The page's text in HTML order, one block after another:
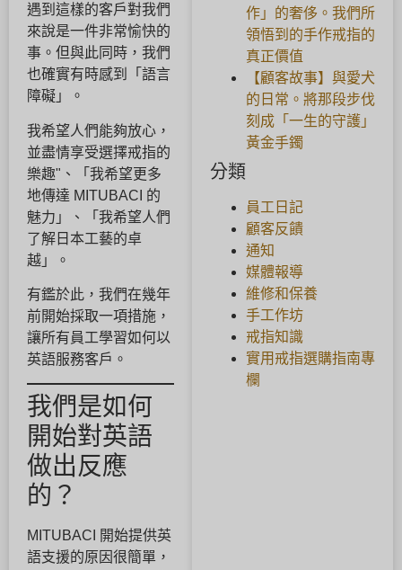
遇到這樣的客戶對我們
來說是一件非常愉快的
事。但與此同時，我們
也確實有時感到「語言
障礙」。
我希望人們能夠放心，
並盡情享受選擇戒指的
樂趣"、「我希望更多
地傳達 MITUBACI 的
魅力」、「我希望人們
了解日本工藝的卓
越」。
有鑑於此，我們在幾年
前開始採取一項措施，
讓所有員工學習如何以
英語服務客戶。
我們是如何
開始對英語
做出反應
的？
MITUBACI 開始提供英
語支援的原因很簡單，
作」的奢侈。我們所
領悟到的手作戒指的
真正價值
【顧客故事】與愛犬
的日常。將那段步伐
刻成「一生的守護」
黃金手鐲
分類
員工日記
顧客反饋
通知
媒體報導
維修和保養
手工作坊
戒指知識
實用戒指選購指南專
欄